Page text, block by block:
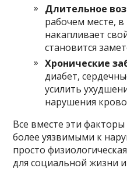
Длительное
рабочем месте,
накапливает
становится
Хронические
диабет,
усилить
нарушения
Все вместе эти
более уязвимыми к
просто
для социальной жизни